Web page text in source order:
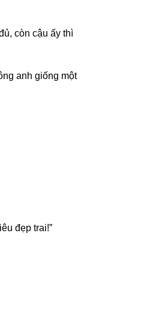
còn cậu ấy thì
anh giống một
đẹp trai!”